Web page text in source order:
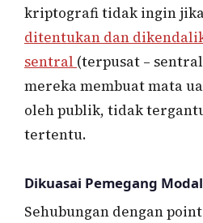
kriptografi tidak ingin
ditentukan dan
sentral (terpusat –
mereka membuat mata
oleh publik, tidak
tertentu.
Dikuasai Pemegang Modal
Sehubungan dengan